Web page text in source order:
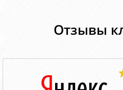
Отзывы